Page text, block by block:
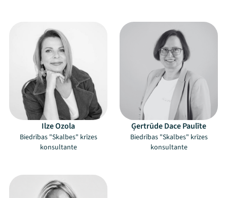
Jaunumi
Kontakti
Ilze Ozola
Biedrības "Skalbes" krīzes
konsultante
Ģertrūde Dace Paulīte
Biedrības "Skalbes" krīzes
konsultante